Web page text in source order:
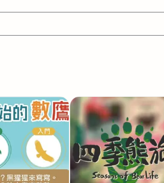
網頁設計 軟體開發 網站架設網
AI影片製作 P圖改圖修圖 廣告操作
廣告行銷服務 室內設計 網站
站維護救援
生產設計 網頁製作
設計 自我介紹 業務外包 設